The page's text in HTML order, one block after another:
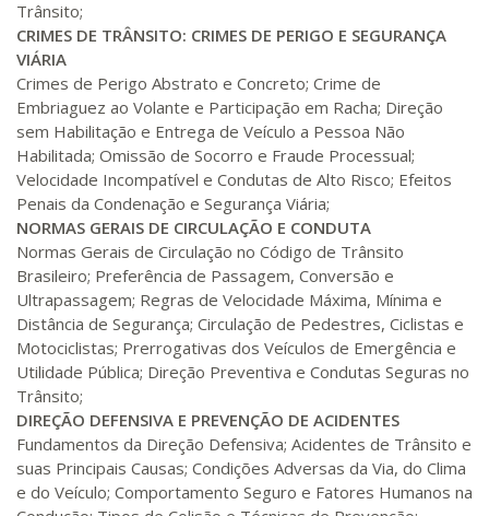
Trânsito;
CRIMES DE TRÂNSITO: CRIMES DE PERIGO E SEGURANÇA
VIÁRIA
Crimes de Perigo Abstrato e Concreto; Crime de
Embriaguez ao Volante e Participação em Racha; Direção
sem Habilitação e Entrega de Veículo a Pessoa Não
Habilitada; Omissão de Socorro e Fraude Processual;
Velocidade Incompatível e Condutas de Alto Risco; Efeitos
Penais da Condenação e Segurança Viária;
NORMAS GERAIS DE CIRCULAÇÃO E CONDUTA
Normas Gerais de Circulação no Código de Trânsito
Brasileiro; Preferência de Passagem, Conversão e
Ultrapassagem; Regras de Velocidade Máxima, Mínima e
Distância de Segurança; Circulação de Pedestres, Ciclistas e
Motociclistas; Prerrogativas dos Veículos de Emergência e
Utilidade Pública; Direção Preventiva e Condutas Seguras no
Trânsito;
DIREÇÃO DEFENSIVA E PREVENÇÃO DE ACIDENTES
Fundamentos da Direção Defensiva; Acidentes de Trânsito e
suas Principais Causas; Condições Adversas da Via, do Clima
e do Veículo; Comportamento Seguro e Fatores Humanos na